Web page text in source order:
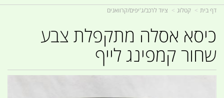
דף בית קטלוג ציוד לרכב/ג'יפים/קרוואנים
כיסא אסלה מתקפלת צבע
שחור קמפינג לייף